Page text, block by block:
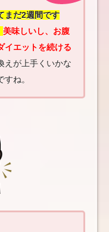
まだ2週間です
美味しいし、お腹
イエットを続ける
えが上手くいかな
ね。